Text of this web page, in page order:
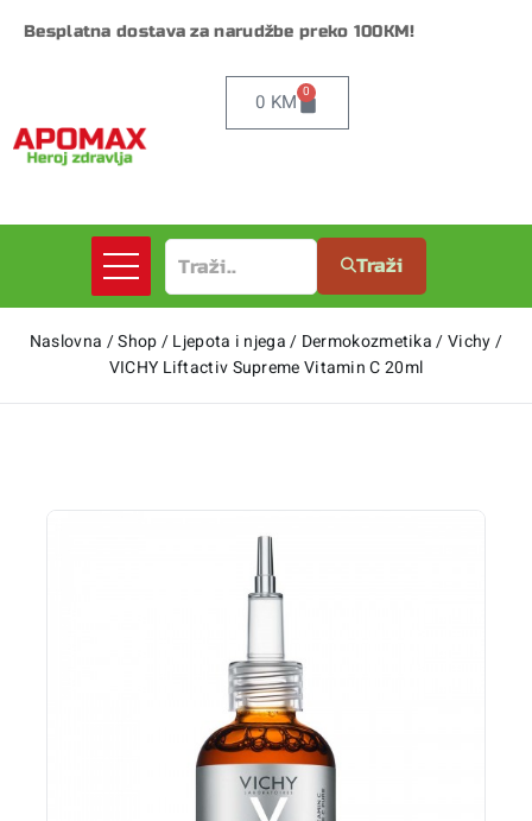
Besplatna dostava za narudžbe preko 100KM!
0 KM 0
Traži
Naslovna /Shop/Ljepota i njega / Dermokozmetika /Vichy/
VICHY Liftactiv Supreme Vitamin C 20ml